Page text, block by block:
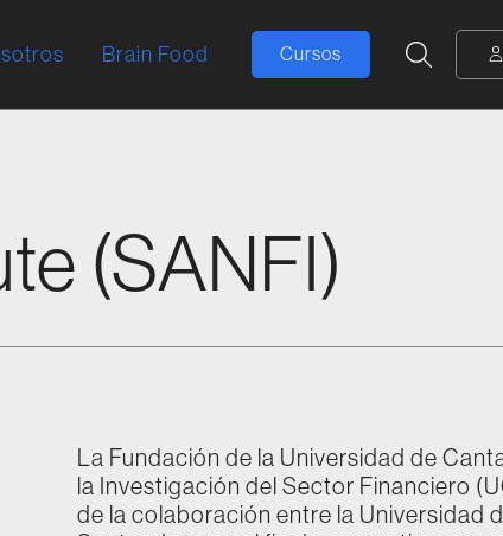
Brain Food Cursos Buscar
(SANFI)
La Fundación de la Universidad de
la Investigación del Sector Financiero
de la colaboración entre la Universidad